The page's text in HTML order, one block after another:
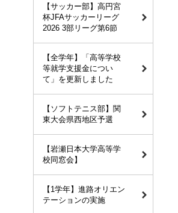
【サッカー部】高円宮
杯JFAサッカーリーグ
2026 3部リーグ第6節
【全学年】「高等学校
等就学支援金につい
て」を更新しました
【ソフトテニス部】関
東大会県西地区予選
【岩瀬日本大学高等学
校同窓会】
【1学年】進路オリエン
テーションの実施